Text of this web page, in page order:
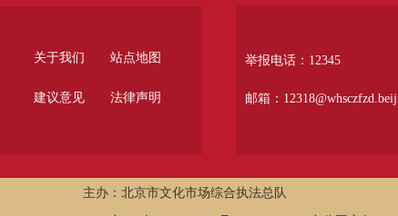
关于我们 站点地图
建议意见 法律声明
举报电话：12345
邮箱：
主办：北京市文化市场综合执法总队